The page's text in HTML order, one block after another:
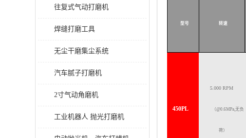
往复式气动打磨机
焊缝打磨工具
无尘干磨集尘系统
汽车腻子打磨机
2寸气动角磨机
工业机器人 抛光打磨机
型号 转速
450PL
5.000 RPM
（@0.6MPa,无负
荷）